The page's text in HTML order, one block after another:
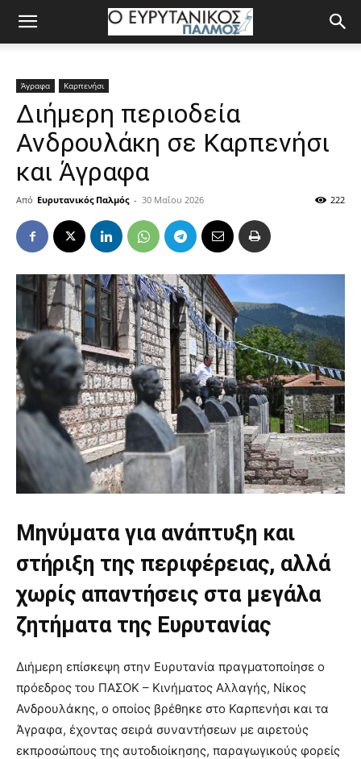
Άγραφα Καρπενήσι
Διήμερη περιοδεία
Ανδρουλάκη σε Καρπενήσι
και Άγραφα
Από Ευρυτανικός Παλμός - 30 Μαΐου 2026 222
Μηνύματα για ανάπτυξη και
στήριξη της περιφέρειας, αλλά
χωρίς απαντήσεις στα μεγάλα
ζητήματα της Ευρυτανίας
Διήμερη επίσκεψη στην Ευρυτανία πραγματοποίησε ο
πρόεδρος του ΠΑΣΟΚ – Κινήματος Αλλαγής, Νίκος
Ανδρουλάκης, ο οποίος βρέθηκε στο Καρπενήσι και τα
Άγραφα, έχοντας σειρά συναντήσεων με αιρετούς
εκπροσώπους της αυτοδιοίκησης, παραγωγικούς φορείς